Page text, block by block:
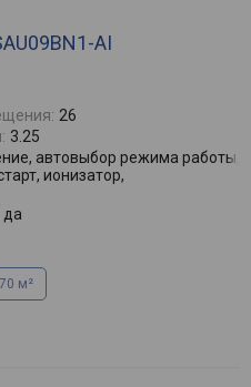
AI
26
3.25
автовыбор режима работы,
ионизатор,
да
70 м²